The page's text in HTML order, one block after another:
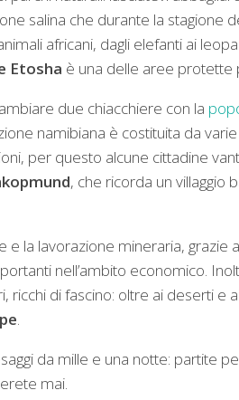
salina che durante la stagione
africani, dagli elefanti ai
Etosha è una delle aree protette
due chiacchiere con la
namibiana è costituita da
per questo alcune cittadine
, che ricorda un villaggio
e la lavorazione mineraria, grazie
nell’ambito economico.
di fascino: oltre ai deserti
.
da mille e una notte: partite
mai.